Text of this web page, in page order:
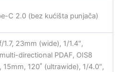
C 2.0 (bez kućišta punjača)
1.7, 23mm (wide), 1/1.4″,
directional PDAF, OIS8
15mm, 120˚ (ultrawide), 1/4.0″,